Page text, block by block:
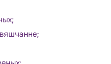
вяшчанне;